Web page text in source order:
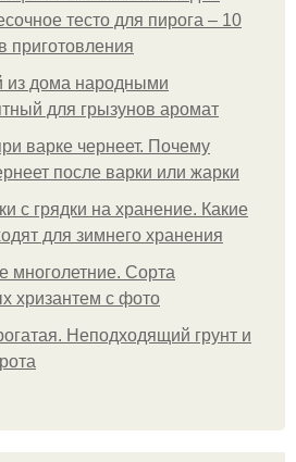
тесто для пирога – 10
приготовления
из дома народными
для грызунов аромат
варке чернеет. Почему
после варки или жарки
с грядки на хранение. Какие
для зимнего хранения
многолетние. Сорта
хризантем с фото
Неподходящий грунт и